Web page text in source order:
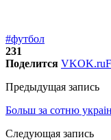
#футбол
231
Поделится VKOK.ru
Предыдущая запись
Больш за сотню
Следующая запись